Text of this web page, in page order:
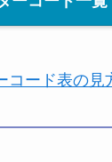
コード表の見